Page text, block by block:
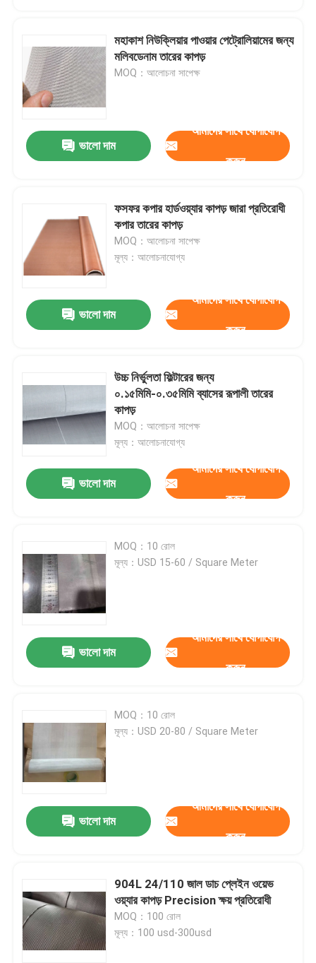
আমাদের সম্বন্ধে
কারখানা পরিদর্শন
আমাদের সাথে যোগাযোগ করুন
মামলা
প্রসারিত ধাতু তারের জাল
ছিদ্রযুক্ত ধাতু তারের জাল
বোনা তারের কাপড়
ধাতব তারের বেড়া
ঝালাই তারের জাল
মহাকাশ নিউক্লিয়ার পাওয়ার পেট্রোলিয়ামের জন্য
মলিবডেনাম তারের কাপড়
MOQ：আলোচনা সাপেক্ষ
ভালো দাম
আমাদের সাথে যোগাযোগ
করুন
ফসফর কপার হার্ডওয়্যার কাপড় জারা প্রতিরোধী
কপার তারের কাপড়
MOQ：আলোচনা সাপেক্ষ
মূল্য：আলোচনাযোগ্য
ভালো দাম
আমাদের সাথে যোগাযোগ
করুন
উচ্চ নির্ভুলতা ফিল্টারের জন্য
০.১৫মিমি-০.৩৫মিমি ব্যাসের রূপালী তারের
কাপড়
MOQ：আলোচনা সাপেক্ষ
মূল্য：আলোচনাযোগ্য
ভালো দাম
আমাদের সাথে যোগাযোগ
করুন
MOQ：10 রোল
মূল্য：USD 15-60 / Square Meter
ভালো দাম
আমাদের সাথে যোগাযোগ
করুন
MOQ：10 রোল
মূল্য：USD 20-80 / Square Meter
ভালো দাম
আমাদের সাথে যোগাযোগ
করুন
904L 24/110 জাল ডাচ প্লেইন ওয়েভ
ওয়্যার কাপড় Precision ক্ষয় প্রতিরোধী
MOQ：100 রোল
মূল্য：100 usd-300usd